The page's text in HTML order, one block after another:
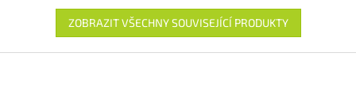
ZOBRAZIT VŠECHNY SOUVISEJÍCÍ PRODUKTY